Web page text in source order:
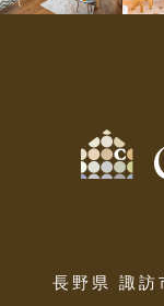
長野県 諏